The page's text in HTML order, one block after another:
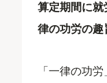
算定期間に
律の功労の
「一律の功